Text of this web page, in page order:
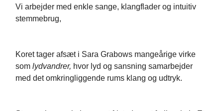
Vi arbejder med enkle sange, klangflader og intuitiv
stemmebrug,
Koret tager afsæt i Sara Grabows mangeårige virke
som lydvandrer, hvor lyd og sansning samarbejder
med det omkringliggende rums klang og udtryk.